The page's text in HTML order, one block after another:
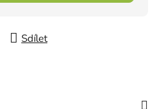
Sdílet